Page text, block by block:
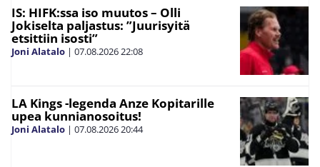
IS: HIFK:ssa iso muutos – Olli
Jokiselta paljastus: ”Juurisyitä
etsittiin isosti”
Joni Alatalo | 07.08.202622:08
LA Kings -legenda Anze Kopitarille
upea kunnianosoitus!
Joni Alatalo | 07.08.202620:44